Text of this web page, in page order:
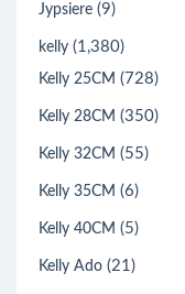
Jypsiere (9)
kelly (1,380)
Kelly 25CM (728)
Kelly 28CM (350)
Kelly 32CM (55)
Kelly 35CM (6)
Kelly 40CM (5)
Kelly Ado (21)